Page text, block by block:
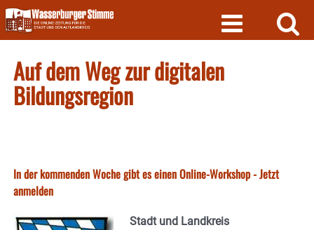
Skip
to
content
Auf dem Weg zur digitalen
Bildungsregion
In der kommenden Woche gibt es einen Online-Workshop - Jetzt
anmelden
Stadt und Landkreis